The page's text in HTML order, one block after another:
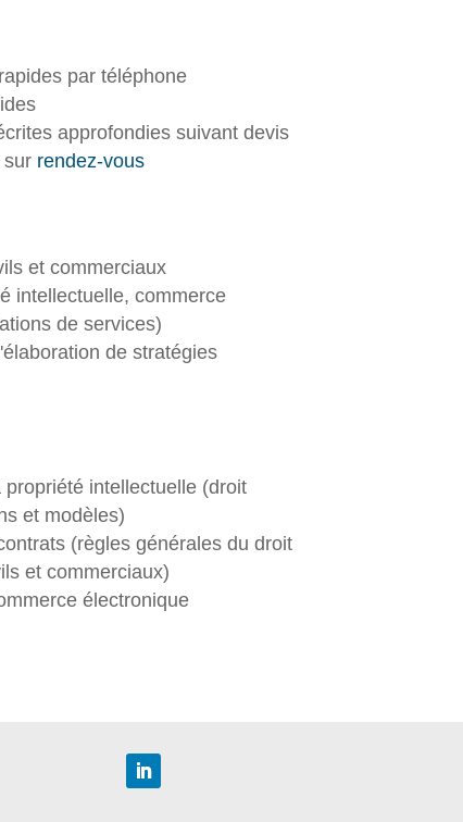
par téléphone
approfondies suivant devis
sur rendez-vous
et commerciaux
intellectuelle, commerce
de services)
de stratégies
intellectuelle (droit
et modèles)
(règles générales du droit
et commerciaux)
électronique